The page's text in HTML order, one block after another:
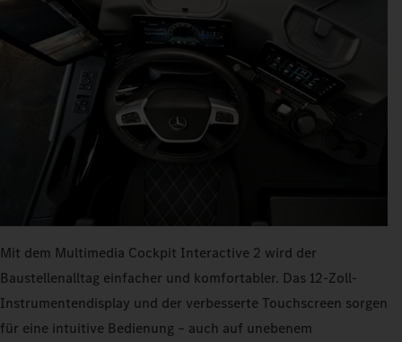
Mit dem Multimedia Cockpit Interactive 2 wird der
Baustellenalltag einfacher und komfortabler. Das 12-Zoll-
Instrumentendisplay und der verbesserte Touchscreen sorgen
für eine intuitive Bedienung – auch auf unebenem